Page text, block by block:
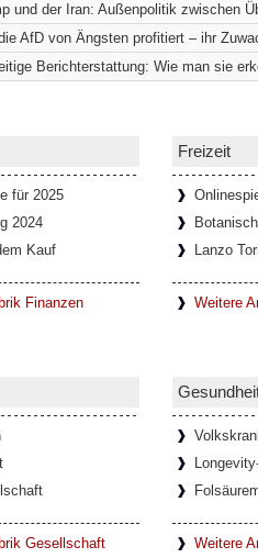
Tafeln, 132 Helden und 358
können soziale
letzten Jahrzehnten haben sich
die oft auch nach
bildet das Tor zu den drei Tälern
Hommage an
und der Iran: Außenpolitik zwischen
AfD von Ängsten profitiert – ihr
Berichterstattung: Wie man sie
für 2025
2024
Kauf
Finanzen
Freizeit
Lanzo
Weitere
Gesellschaft Weitere